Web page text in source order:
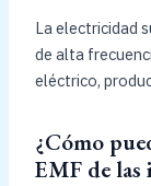
La electricidad
de alta
eléctrico,
¿Cómo
EMF de las